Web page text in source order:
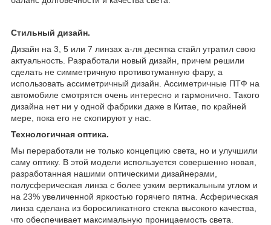
Стильный дизайн.
Дизайн на 3, 5 или 7 линзах а-ля десятка стайл утратил свою
актуальность. Разработали новый дизайн, причем решили
сделать не симметричную противотуманную фару, а
использовать ассиметричный дизайн. Ассиметричные ПТФ на
автомобиле смотрятся очень интересно и гармонично. Такого
дизайна нет ни у одной фабрики даже в Китае, по крайней
мере, пока его не скопируют у нас.
Технологичная оптика.
Мы переработали не только концепцию света, но и улучшили
саму оптику. В этой модели используется совершенно новая,
разработанная нашими оптическими дизайнерами,
полусферическая линза с более узким вертикальным углом и
на 23% увеличенной яркостью горячего пятна. Асферическая
линза сделана из боросиликатного стекла высокого качества,
что обеспечивает максимальную проницаемость света.